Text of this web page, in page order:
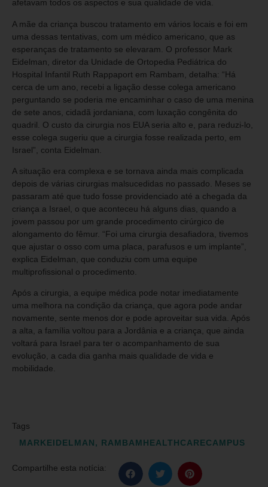
afetavam todos os aspectos e sua qualidade de vida.
A mãe da criança buscou tratamento em vários locais e foi em
uma dessas tentativas, com um médico americano, que as
esperanças de tratamento se elevaram. O professor Mark
Eidelman, diretor da Unidade de Ortopedia Pediátrica do
Hospital Infantil Ruth Rappaport em Rambam, detalha: “Há
cerca de um ano, recebi a ligação desse colega americano
perguntando se poderia me encaminhar o caso de uma menina
de sete anos, cidadã jordaniana, com luxação congênita do
quadril. O custo da cirurgia nos EUA seria alto e, para reduzi-lo,
esse colega sugeriu que a cirurgia fosse realizada perto, em
Israel”, conta Eidelman.
A situação era complexa e se tornava ainda mais complicada
depois de várias cirurgias malsucedidas no passado. Meses se
passaram até que tudo fosse providenciado até a chegada da
criança a Israel, o que aconteceu há alguns dias, quando a
jovem passou por um grande procedimento cirúrgico de
alongamento do fêmur. “Foi uma cirurgia desafiadora, tivemos
que ajustar o osso com uma placa, parafusos e um implante”,
explica Eidelman, que conduziu com uma equipe
multiprofissional o procedimento.
Após a cirurgia, a equipe médica pode notar imediatamente
uma melhora na condição da criança, que agora pode andar
novamente, sente menos dor e pode aproveitar sua vida. Após
a alta, a família voltou para a Jordânia e a criança, que ainda
voltará para Israel para ter o acompanhamento de sua
evolução, a cada dia ganha mais qualidade de vida e
mobilidade.
Tags
MARKEIDELMAN, RAMBAMHEALTHCARECAMPUS
Compartilhe esta notícia: